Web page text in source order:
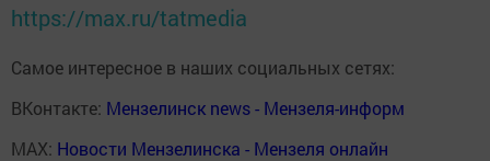
https://max.ru/tatmedia
Самое интересное в наших социальных сетях:
ВКонтакте: Мензелинск news - Мензеля-информ
MAX: Новости Мензелинска - Мензеля онлайн